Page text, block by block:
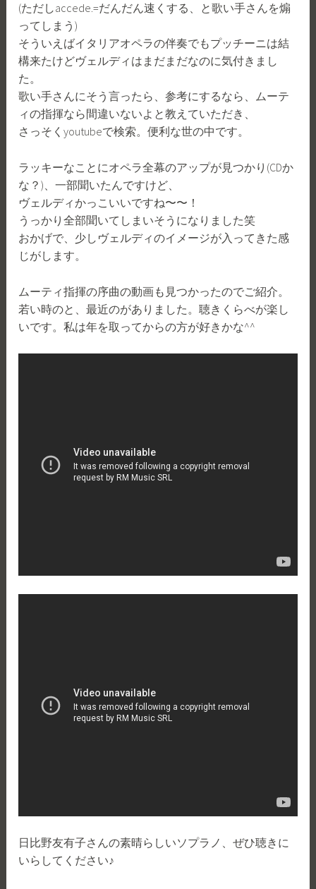
(ただしaccede.=だんだん速くする、と歌い手さんを煽
ってしまう)
そういえばイタリアオペラの伴奏でもプッチーニは結
構来たけどヴェルディはまだまだなのに気付きまし
た。
歌い手さんにそう言ったら、参考にするなら、ムーテ
ィの指揮なら間違いないよと教えていただき、
さっそくyoutubeで検索。便利な世の中です。
ラッキーなことにオペラ全幕のアップが見つかり(CDか
な？)、一部聞いたんですけど、
ヴェルディかっこいいですね〜〜！
うっかり全部聞いてしまいそうになりました笑
おかげで、少しヴェルディのイメージが入ってきた感
じがします。
ムーティ指揮の序曲の動画も見つかったのでご紹介。
若い時のと、最近のがありました。聴きくらべが楽し
いです。私は年を取ってからの方が好きかな^^
日比野友有子さんの素晴らしいソプラノ、ぜひ聴きに
いらしてください♪